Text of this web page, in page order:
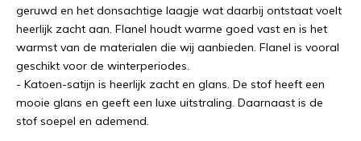
geruwd en het donsachtige laagje wat daarbij ontstaat voelt
heerlijk zacht aan. Flanel houdt warme goed vast en is het
warmst van de materialen die wij aanbieden. Flanel is vooral
geschikt voor de winterperiodes.
- Katoen-satijn is heerlijk zacht en glans. De stof heeft een
mooie glans en geeft een luxe uitstraling. Daarnaast is de
stof soepel en ademend.